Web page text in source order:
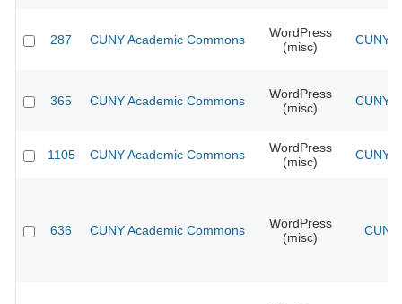
287 CUNY Academic Commons
WordPress
(misc)
CUNY
365 CUNY Academic Commons
WordPress
(misc)
CUNY
1105 CUNY Academic Commons
WordPress
(misc)
CUNY
636 CUNY Academic Commons
WordPress
(misc)